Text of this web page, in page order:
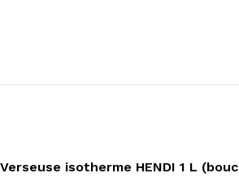
Verseuse isotherme HENDI 1 L